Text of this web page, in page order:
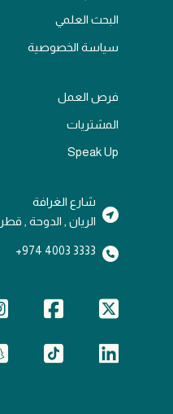
البحث العلمي
سياسة الخصوصية
فرص العمل
المشتريات
Speak Up
شارع الغرافة
الريان , الدوحة , قطر
3333 4003 974+